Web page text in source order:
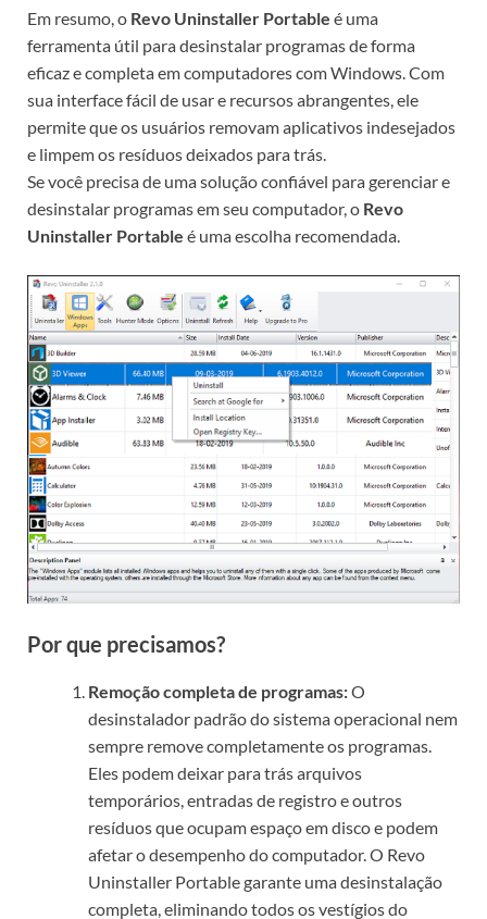
Em resumo, o Revo Uninstaller Portable é uma
ferramenta útil para desinstalar programas de forma
eficaz e completa em computadores com Windows. Com
sua interface fácil de usar e recursos abrangentes, ele
permite que os usuários removam aplicativos indesejados
e limpem os resíduos deixados para trás.
Se você precisa de uma solução confiável para gerenciar e
desinstalar programas em seu computador, o Revo
Uninstaller Portable é uma escolha recomendada.
Por que precisamos?
Remoção completa de programas:O
desinstalador padrão do sistema operacional nem
sempre remove completamente os programas.
Eles podem deixar para trás arquivos
temporários, entradas de registro e outros
resíduos que ocupam espaço em disco e podem
afetar o desempenho do computador. O Revo
Uninstaller Portable garante uma desinstalação
completa, eliminando todos os vestígios do